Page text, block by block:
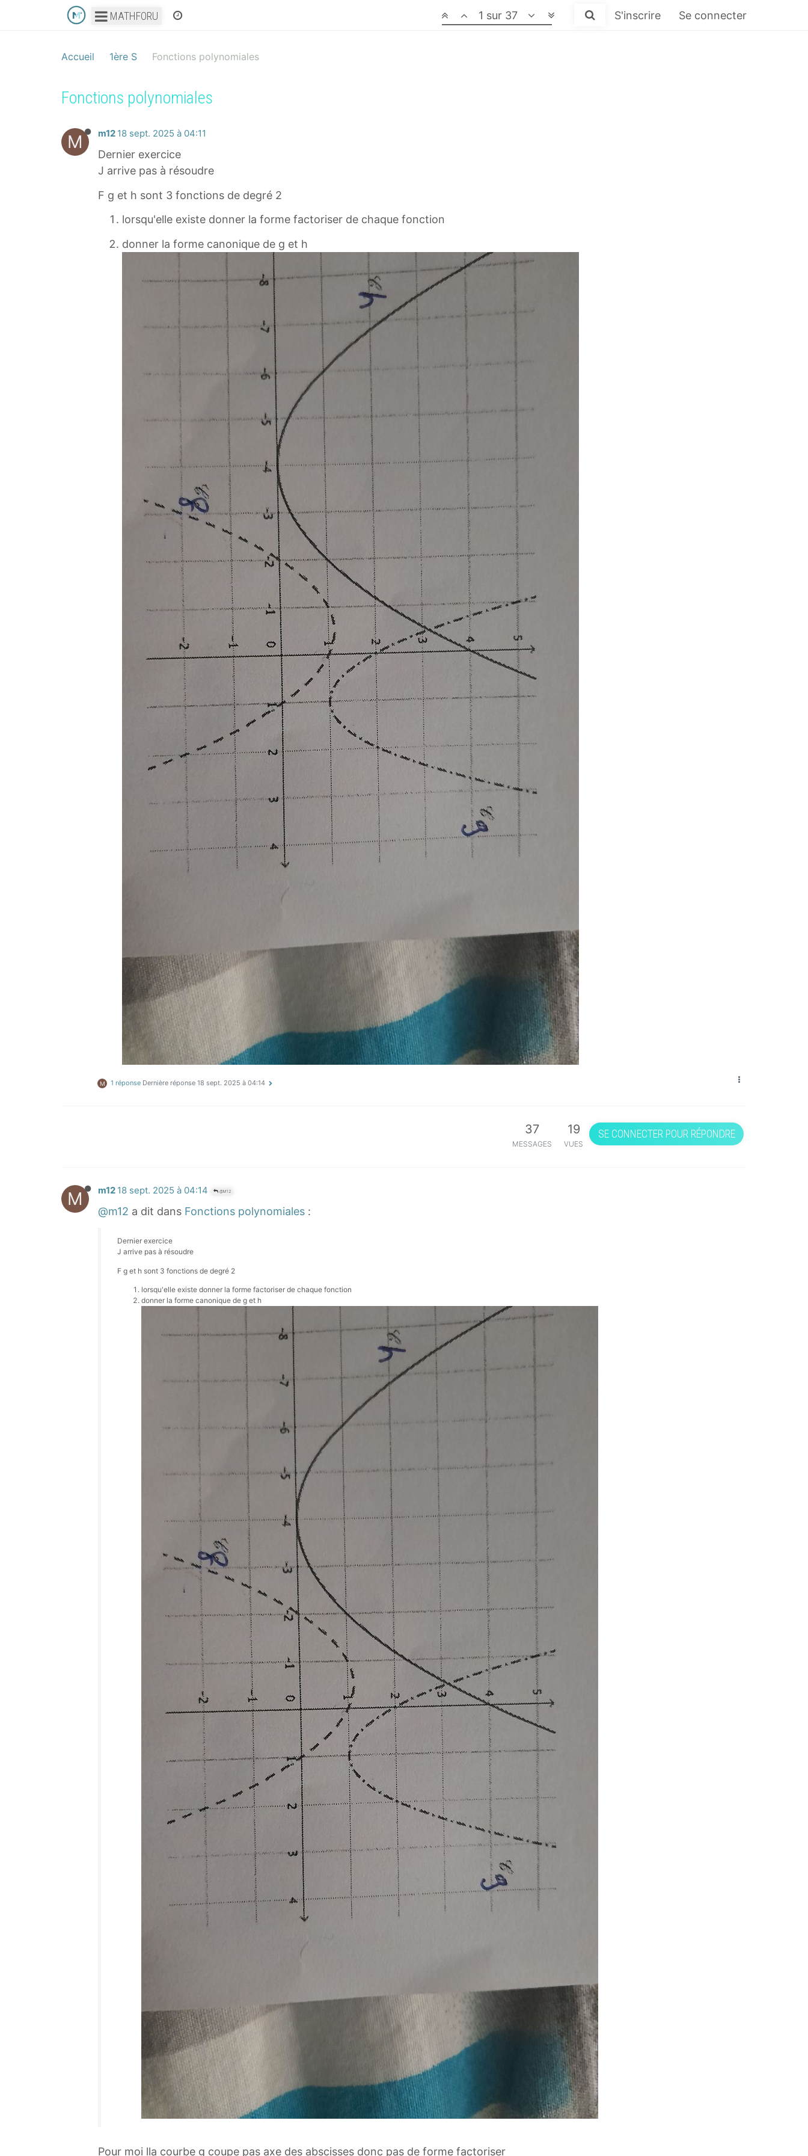
MATHFORU S'inscrire Se connecter
1 sur 37
Accueil 1ère S Fonctions polynomiales
Fonctions polynomiales
M m12 18 sept. 2025 à 04:11
Dernier exercice
J arrive pas à résoudre
F g et h sont 3 fonctions de degré 2
lorsqu'elle existe donner la forme factoriser de chaque fonction
donner la forme canonique de g et h
M 1 réponse Dernière réponse 18 sept. 2025 à 04:14
37
MESSAGES
19
VUES
SE CONNECTER POUR RÉPONDRE
M m12 18 sept. 2025 à 04:14 @M12
@m12 a dit dans Fonctions polynomiales :
Dernier exercice
J arrive pas à résoudre
F g et h sont 3 fonctions de degré 2
lorsqu'elle existe donner la forme factoriser de chaque fonction
donner la forme canonique de g et h
Pour moi lla courbe g coupe pas axe des abscisses donc pas de forme factoriser